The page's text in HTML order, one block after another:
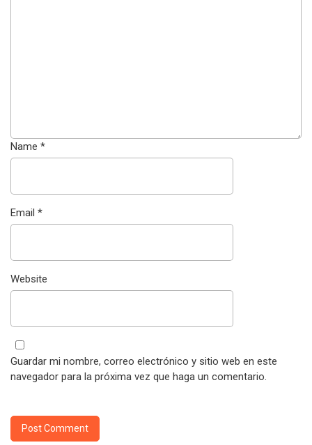
Name *
Email *
Website
Guardar mi nombre, correo electrónico y sitio web en este
navegador para la próxima vez que haga un comentario.